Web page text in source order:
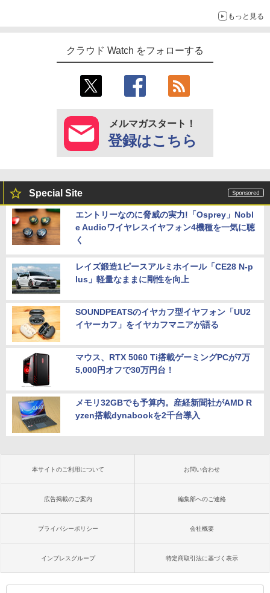
もっと見る
クラウド Watch をフォローする
メルマガスタート！
登録はこちら
Special Site
エントリーなのに脅威の実力!「Osprey」Nobl
e Audioワイヤレスイヤフォン4機種を一気に聴
く
レイズ鍛造1ピースアルミホイール「CE28 N-p
lus」軽量なままに剛性を向上
SOUNDPEATSのイヤカフ型イヤフォン「UU2
イヤーカフ」をイヤカフマニアが語る
マウス、RTX 5060 Ti搭載ゲーミングPCが7万
5,000円オフで30万円台！
メモリ32GBでも予算内。産経新聞社がAMD R
yzen搭載dynabookを2千台導入
本サイトのご利用について お問い合わせ
広告掲載のご案内 編集部へのご連絡
プライバシーポリシー 会社概要
インプレスグループ 特定商取引法に基づく表示